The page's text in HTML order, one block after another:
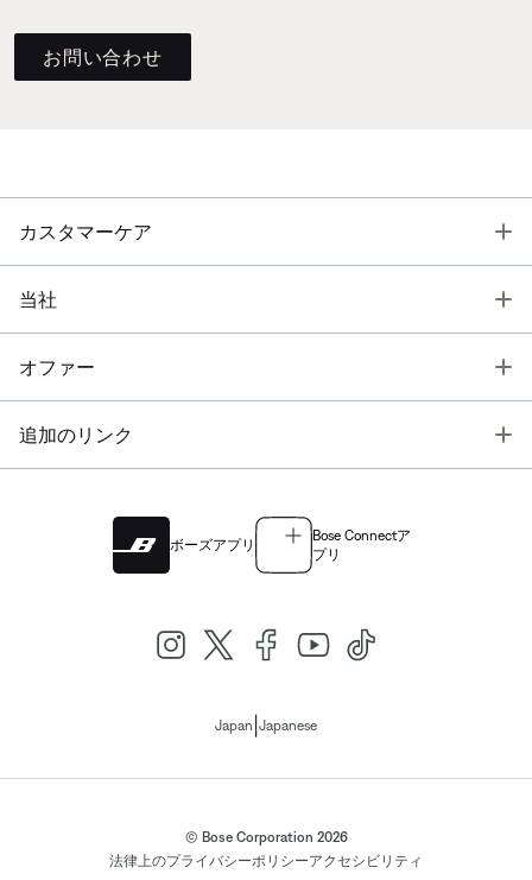
お問い合わせ
カスタマーケア
当社
オファー
追加のリンク
ボーズアプリ
Bose Connectア
プリ
Japan Japanese
© Bose Corporation 2026
法律上のプライバシーポリシーアクセシビリティ